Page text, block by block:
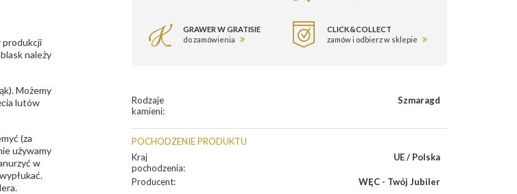
GRAWER W GRATISIE
do zamówienia
CLICK&COLLECT
zamów i odbierz w sklepie
Rodzaje
kamieni:
Szmaragd
POCHODZENIE PRODUKTU
Kraj
pochodzenia:
UE / Polska
Producent: WĘC - Twój Jubiler
produkcji
należy
Możemy
lutów
(za
używamy
w